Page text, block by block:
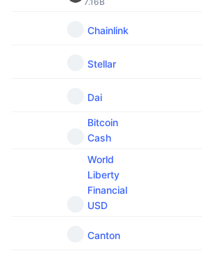
Sporty
Technologie
Připravované prodeje
Likvidace
Sazby financování
Airdrops
Diamantové odměny
Učte se a vydělávejte
Chainlink
Stellar
Dai
Bitcoin
Cash
World
Liberty
Financial
USD
Canton